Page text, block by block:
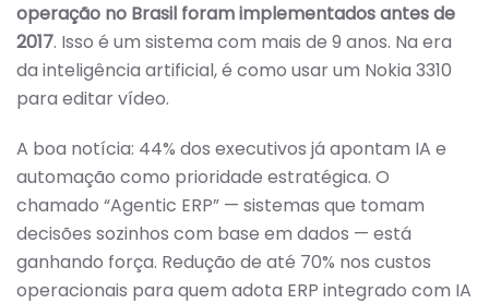
operação no Brasil foram implementados antes de
2017. Isso é um sistema com mais de 9 anos. Na era
da inteligência artificial, é como usar um Nokia 3310
para editar vídeo.
A boa notícia: 44% dos executivos já apontam IA e
automação como prioridade estratégica. O
chamado “Agentic ERP” — sistemas que tomam
decisões sozinhos com base em dados — está
ganhando força. Redução de até 70% nos custos
operacionais para quem adota ERP integrado com IA